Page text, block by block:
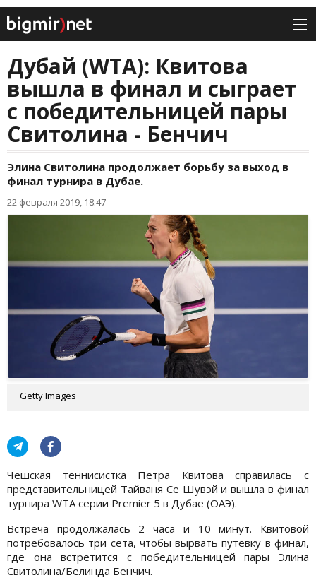
Дубай (WTA): Квитова
вышла в финал и сыграет
с победительницей пары
Свитолина - Бенчич
Элина Свитолина продолжает борьбу за выход в
финал турнира в Дубае.
22 февраля 2019, 18:47
Getty Images
Чешская теннисистка Петра Квитова справилась с
представительницей Тайваня Се Шувэй и вышла в финал
турнира WTA серии Premier 5 в Дубае (ОАЭ).
Встреча продолжалась 2 часа и 10 минут. Квитовой
потребовалось три сета, чтобы вырвать путевку в финал,
где она встретится с победительницей пары Элина
Свитолина/Белинда Бенчич.